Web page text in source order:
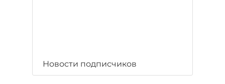
Новости подписчиков